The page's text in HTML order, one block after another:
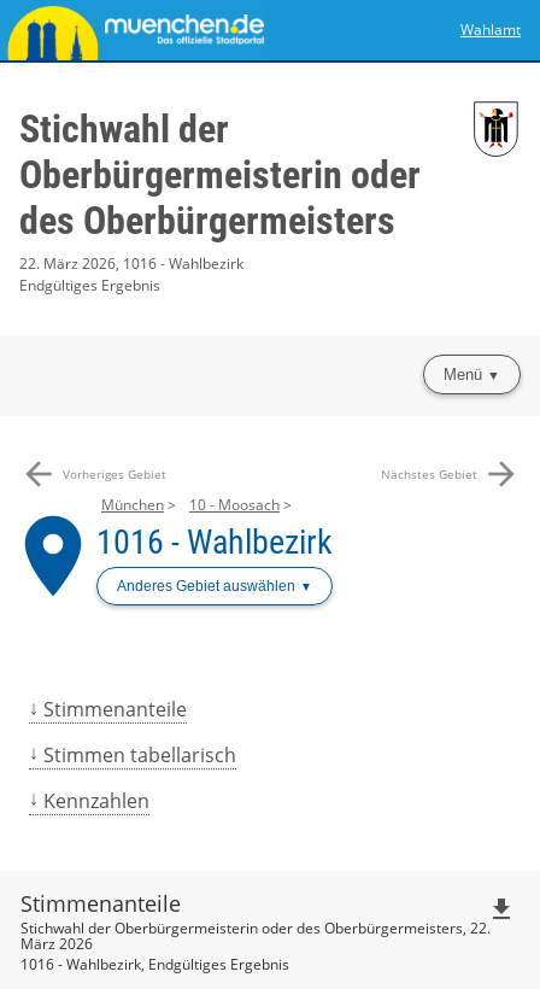
Wahlamt
Stichwahl der
Oberbürgermeisterin oder
des Oberbürgermeisters
22. März 2026, 1016 - Wahlbezirk
Endgültiges Ergebnis
Menü
arrow_back Vorheriges Gebiet Nächstes Gebiet arrow_forward
place
München 10 - Moosach
1016 - Wahlbezirk
Anderes Gebiet auswählen
Stimmenanteile
Stimmen tabellarisch
Kennzahlen
Stimmenanteile
Stichwahl der Oberbürgermeisterin oder des Oberbürgermeisters, 22.
März 2026
1016 - Wahlbezirk, Endgültiges Ergebnis
file_download